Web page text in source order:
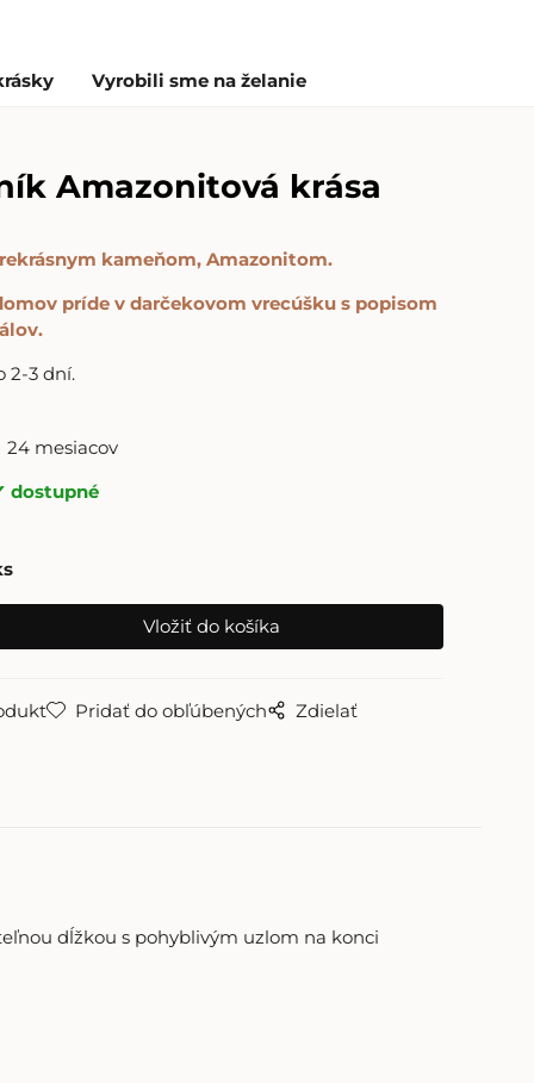
Vyrobili sme na želanie
Amazonitová krása
kameňom, Amazonitom.
príde v darčekovom vrecúšku s popisom
2-3 dní.
24 mesiacov
dostupné
Pridať do obľúbených Zdielať
dĺžkou s pohyblivým uzlom na konci